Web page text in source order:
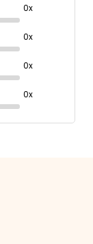
0x
0x
0x
0x